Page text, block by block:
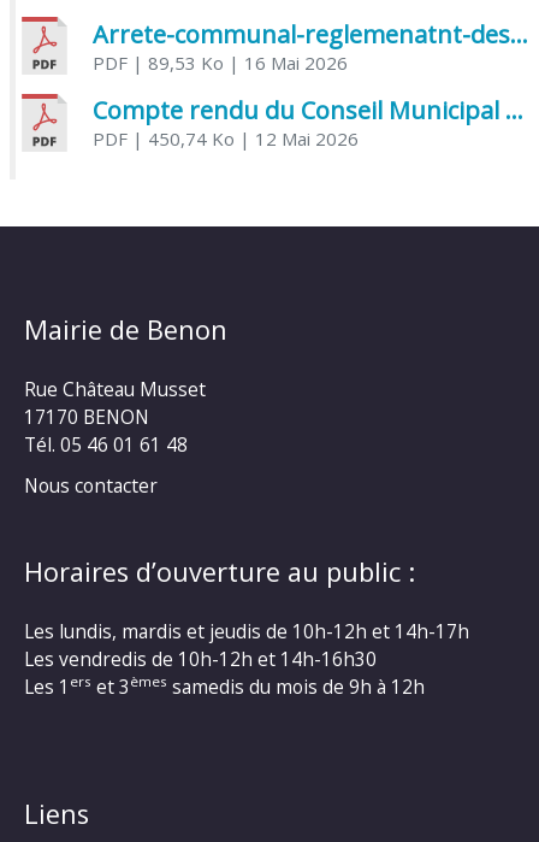
Arrete-communal-reglemenatnt-des-bruits-de-voisinage-et-des-activites-bruyantes
PDF| 89,53 Ko | 16 Mai 2026
Compte rendu du Conseil Municipal du 06 mai 2026
PDF| 450,74 Ko | 12 Mai 2026
Mairie de Benon
Rue Château Musset
17170 BENON
Tél. 05 46 01 61 48
Nous contacter
Horaires d’ouverture au public :
Les lundis, mardis et jeudis de 10h-12h et 14h-17h
Les vendredis de 10h-12h et 14h-16h30
Les 1 ers et 3 èmes samedis du mois de 9h à 12h
Liens